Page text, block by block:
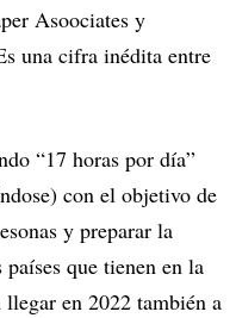
Asoociates y
una cifra inédita entre
“17 horas por día”
con el objetivo de
y preparar la
que tienen en la
en 2022 también a